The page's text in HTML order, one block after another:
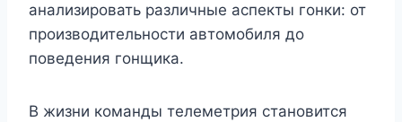
анализировать различные аспекты гонки: от
производительности автомобиля до
поведения гонщика.
В жизни команды телеметрия становится